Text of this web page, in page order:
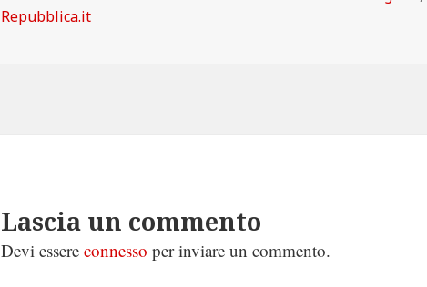
il
Repubblica.it
Lascia un commento
Devi essereconnesso per inviare un commento.